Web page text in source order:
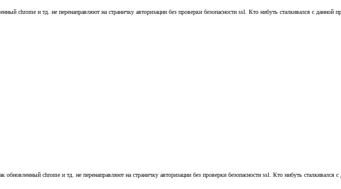
chrome и тд. не перенаправляют на страничку авторизации без проверки безопасности ssl. Кто нибуть сталкивался с данной
chrome и тд. не перенаправляют на страничку авторизации без проверки безопасности ssl. Кто нибуть сталкивался